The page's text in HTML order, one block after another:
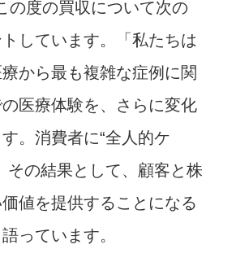
の度の買収について次の
しています。「私たちは
から最も複雑な症例に関
医療体験を、さらに変化
。消費者に“全人的ケ
その結果として、顧客と株
値を提供することになる
っています。